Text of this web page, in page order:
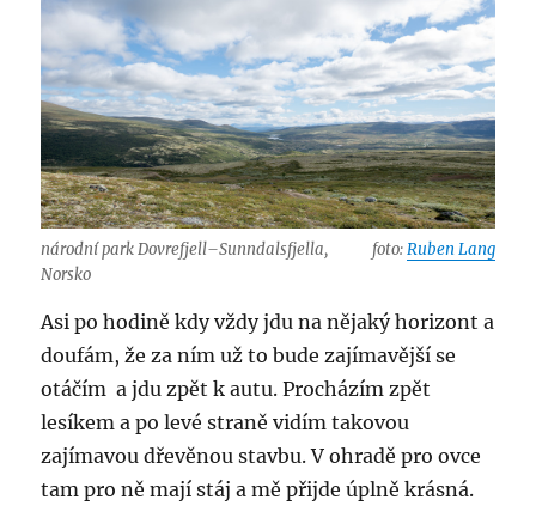
národní park Dovrefjell–Sunndalsfjella,
Norsko
foto:Ruben Lang
Asi po hodině kdy vždy jdu na nějaký horizont a
doufám, že za ním už to bude zajímavější se
otáčím a jdu zpět k autu. Procházím zpět
lesíkem a po levé straně vidím takovou
zajímavou dřevěnou stavbu. V ohradě pro ovce
tam pro ně mají stáj a mě přijde úplně krásná.